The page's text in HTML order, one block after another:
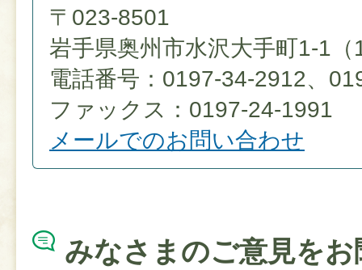
〒023-8501
岩手県奥州市水沢大手町1-1（
電話番号：0197-34-2912、
ファックス：0197-24-1991
メールでのお問い合わせ
みなさまのご意見を